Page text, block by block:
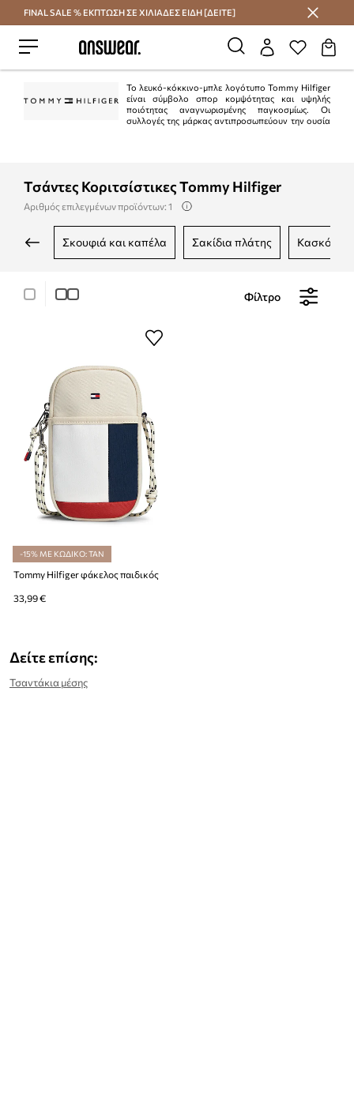
Εξοικονομήστε με το Answear Club
FINAL SALE % ΕΚΠΤΩΣΗ ΣΕ ΧΙΛΙΑΔΕΣ ΕΙΔΗ [ΔΕΙΤΕ]
Το λευκό-κόκκινο-μπλε λογότυπο Tommy Hilfiger
είναι σύμβολο σπορ κομψότητας και υψηλής
ποιότητας αναγνωρισμένης παγκοσμίως. Οι
συλλογές της μάρκας αντιπροσωπεύουν την ουσία
Τσάντες Κοριτσίστικες Tommy Hilfiger
Αριθμός επιλεγμένων προϊόντων: 1
σκουφιά και καπέλα σακίδια πλάτης κασκόλ
Φίλτρο
-15% ΜΕ ΚΩΔΙΚΟ: TAN
Tommy Hilfiger φάκελος παιδικός
33,99 €
Δείτε επίσης:
Τσαντάκια μέσης